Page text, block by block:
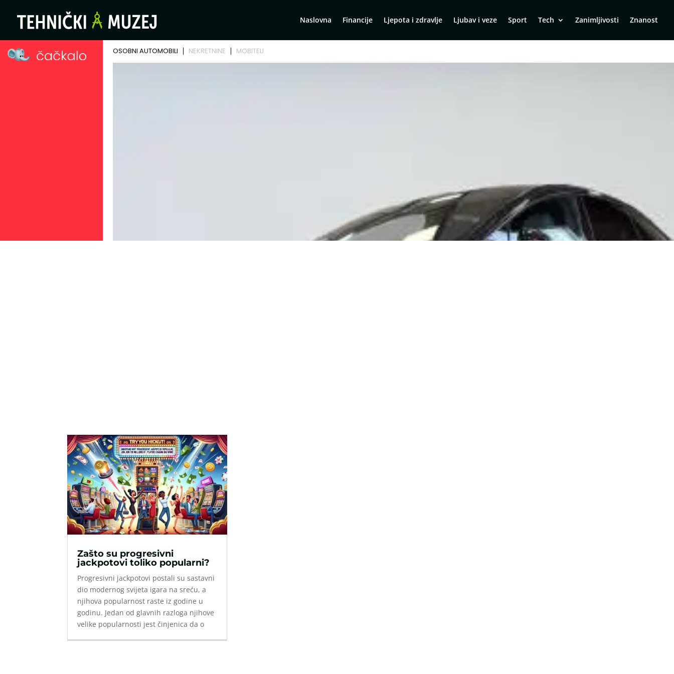
Naslovna Financije Ljepota i zdravlje Ljubav i veze Sport Tech Zanimljivosti Znanost
Zašto su progresivni
jackpotovi toliko popularni?
Progresivni jackpotovi postali su sastavni
dio modernog svijeta igara na sreću, a
njihova popularnost raste iz godine u
godinu. Jedan od glavnih razloga njihove
velike popularnosti jest činjenica da o